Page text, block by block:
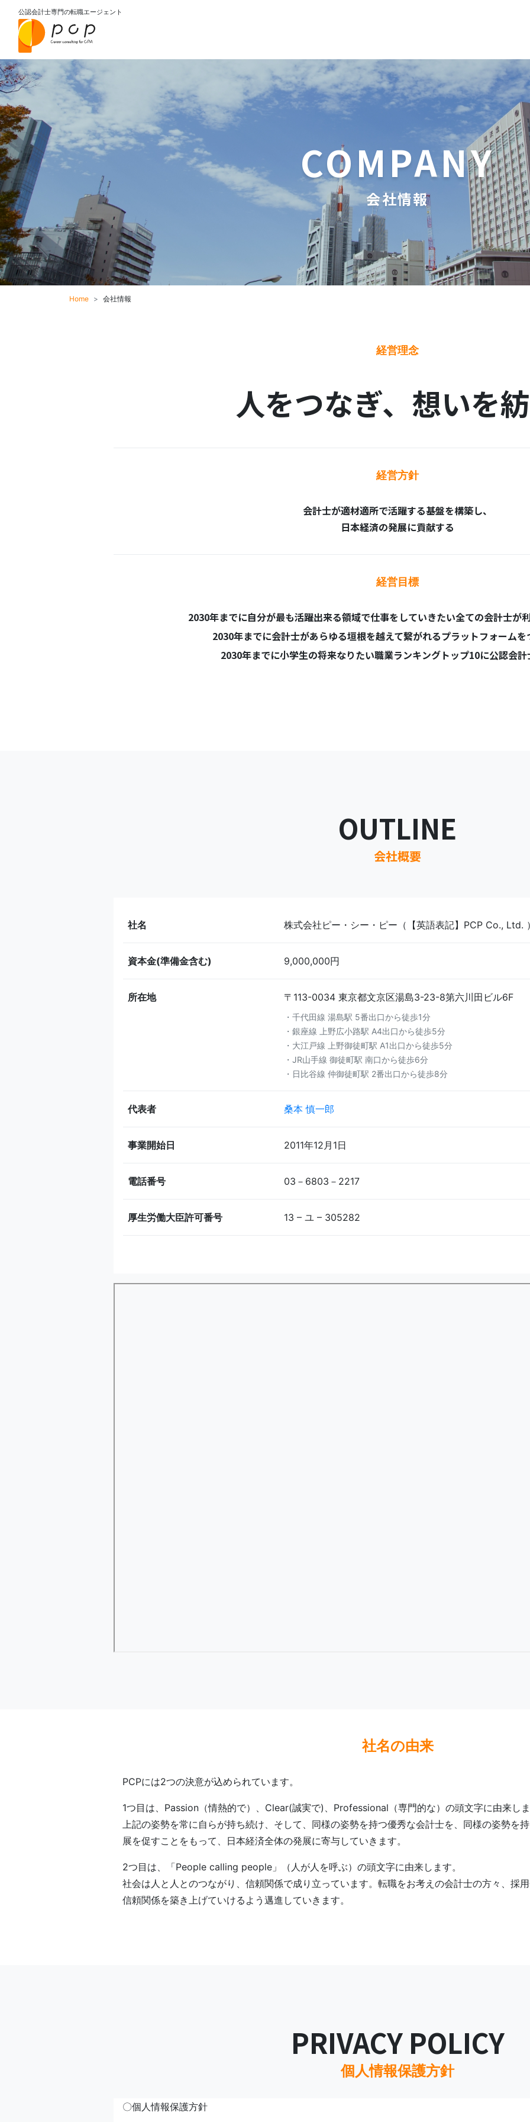
公認会計士専門の転職エージェント
COMPANY
会社情報
Home 会社情報
経営理念
人をつなぎ、 想いを
経営方針
会計士が適材適所で活躍する基盤を構築し、
日本経済の発展に貢献する
経営目標
2030年までに自分が最も活躍出来る領域で​​​​​​​仕事をしていきたい全ての会計士が
2030年までに会計士があらゆる垣根を越えて繋がれるプラットフォーム
2030年までに小学生の将来なりたい職業ランキングトップ10に公認会
OUTLINE
会社概要
社名 株式会社ピー・シー・ピー（【英語表記】PCP Co., Ltd.
資本金(準備金含む) 9,000,000円
所在地 〒113-0034 ​​​​​​​東京都文京区湯島3-23-8第六川田ビル6F
・千代田線 湯島駅 5番出口から徒歩1分
・銀座線 上野広小路駅 A4出口から徒歩5分
・大江戸線 上野御徒町駅 A1出口から徒歩5分
・JR山手線 御徒町駅 南口から徒歩6分
・日比谷線 仲御徒町駅 2番出口から徒歩8分
代表者 桑本 慎一郎
事業開始日 2011年12月1日
電話番号 03－6803－2217
厚生労働大臣許可番号 13 – ユ – 305282
社名の由来
PCPには2つの決意が込められています。
1つ目は、Passion（情熱的で）、Clear(誠実で)、Professional（専門的な）の頭文字に由来し
上記の姿勢を常に自らが持ち続け、そして、同様の姿勢を持つ優秀な会計士を、同様の姿勢を
展を促すことをもって、日本経済全体の発展に寄与していきます。
2つ目は、「People calling people」（人が人を呼ぶ）の頭文字に由来します。
社会は人と人とのつながり、信頼関係で成り立っています。転職をお考えの会計士の方々、採
信頼関係を築き上げていけるよう邁進していきます。
PRIVACY POLICY
個人情報保護方針
〇個人情報保護方針